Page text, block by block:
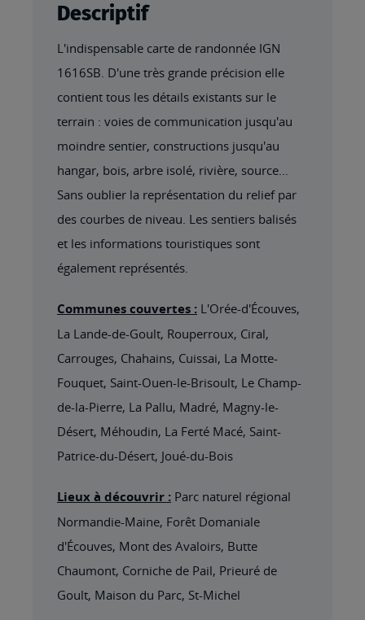
Descriptif
L'indispensable carte de randonnée IGN
1616SB. D'une très grande précision elle
contient tous les détails existants sur le
terrain : voies de communication jusqu'au
moindre sentier, constructions jusqu'au
hangar, bois, arbre isolé, rivière, source...
Sans oublier la représentation du relief par
des courbes de niveau. Les sentiers balisés
et les informations touristiques sont
également représentés.
Communes couvertes : L'Orée-d'Écouves,
La Lande-de-Goult, Rouperroux, Ciral,
Carrouges, Chahains, Cuissai, La Motte-
Fouquet, Saint-Ouen-le-Brisoult, Le Champ-
de-la-Pierre, La Pallu, Madré, Magny-le-
Désert, Méhoudin, La Ferté Macé, Saint-
Patrice-du-Désert, Joué-du-Bois
Lieux à découvrir : Parc naturel régional
Normandie-Maine, Forêt Domaniale
d'Écouves, Mont des Avaloirs, Butte
Chaumont, Corniche de Pail, Prieuré de
Goult, Maison du Parc, St-Michel